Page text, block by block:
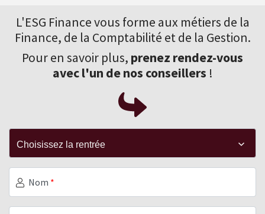
L'ESG Finance vous forme aux métiers de la
Finance, de la Comptabilité et de la Gestion.
Pour en savoir plus, prenez rendez-vous
avec l'un de nos conseillers !
Nom *